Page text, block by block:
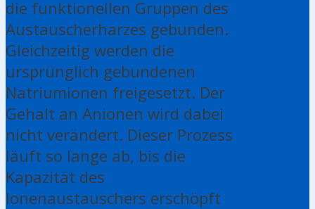
die funktionellen Gruppen des
Austauscherharzes gebunden.
Gleichzeitig werden die
ursprünglich gebundenen
Natriumionen freigesetzt. Der
Gehalt an Anionen wird dabei
nicht verändert. Dieser Prozess
läuft so lange ab, bis die
Kapazität des
Ionenaustauschers erschöpft